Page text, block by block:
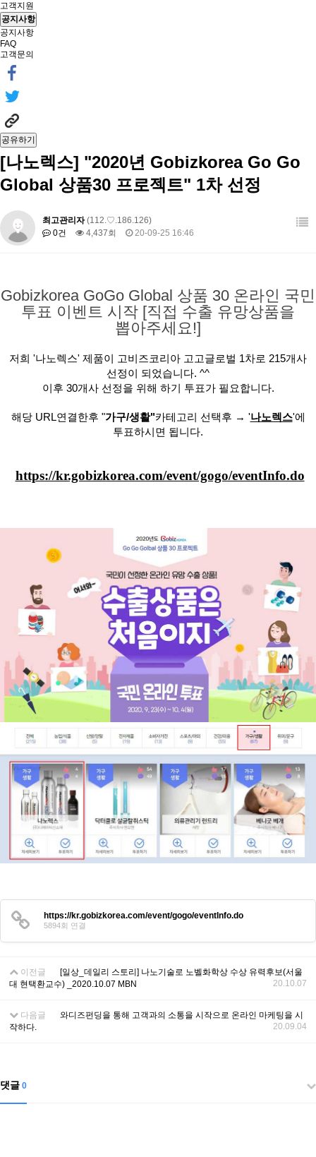
고객지원
공지사항
공지사항
FAQ
고객문의
공유하기
[나노렉스] "2020년 Gobizkorea Go Go
Global 상품30 프로젝트" 1차 선정
최고관리자(112.♡.186.126)
0건
4,437회 20-09-25 16:46
Gobizkorea GoGo Global 상품 30 온라인 국민
투표 이벤트 시작 [직접 수출 유망상품을
뽑아주세요!]
저희 '나노렉스' 제품이 고비즈코리아 고고글로벌 1차로 215개사
선정이 되었습니다. ^^
이후 30개사 선정을 위해 하기 투표가 필요합니다.
해당 URL연결한후 "가구/생활"카테고리 선택후 → '나노렉스'에
투표하시면 됩니다.
https://kr.gobizkorea.com/event/gogo/eventInfo.do
https://kr.gobizkorea.com/event/gogo/eventInfo.do
5894회 연결
이전글
[일상_데일리 스토리] 나노기술로 노벨화학상 수상 유력후보(서울
대 현택환교수) _2020.10.07 MBN
20.10.07
다음글
와디즈펀딩을 통해 고객과의 소통을 시작으로 온라인 마케팅을 시
작하다.
20.09.04
댓글 0